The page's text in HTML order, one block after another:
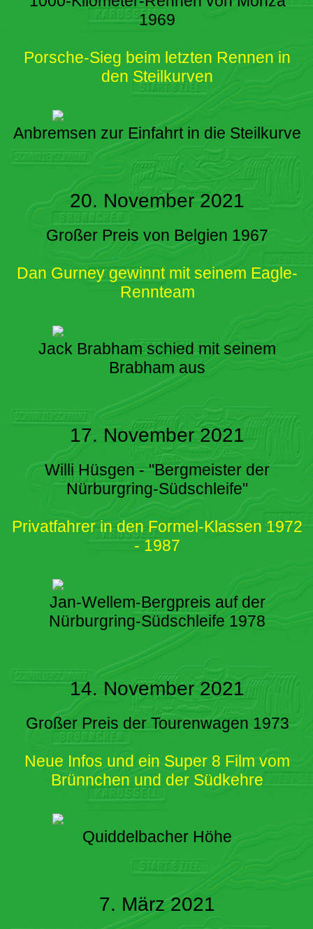
1969
Porsche-Sieg beim letzten Rennen in
den Steilkurven
Anbremsen zur Einfahrt in die Steilkurve
20. November 2021
Großer Preis von Belgien 1967
Dan Gurney gewinnt mit seinem Eagle-
Rennteam
Jack Brabham schied mit seinem
Brabham aus
17. November 2021
Willi Hüsgen - "Bergmeister der
Nürburgring-Südschleife"
Privatfahrer in den Formel-Klassen 1972
- 1987
Jan-Wellem-Bergpreis auf der
Nürburgring-Südschleife 1978
14. November 2021
Großer Preis der Tourenwagen 1973
Neue Infos und ein Super 8 Film vom
Brünnchen und der Südkehre
Quiddelbacher Höhe
7. März 2021